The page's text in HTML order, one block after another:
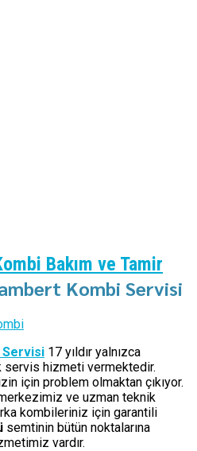
Bakım ve Tamir
Kombi Servisi
Servisi 17 yıldır yalnızca
hizmeti vermektedir.
için problem olmaktan çıkıyor.
ve uzman teknik
kombileriniz için garantili
semtinin bütün noktalarına
vardır.